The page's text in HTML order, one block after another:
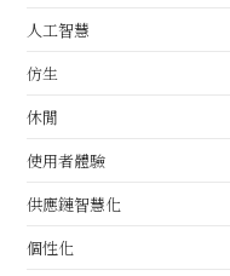
人工智慧
仿生
休閒
使用者體驗
供應鏈智慧化
個性化